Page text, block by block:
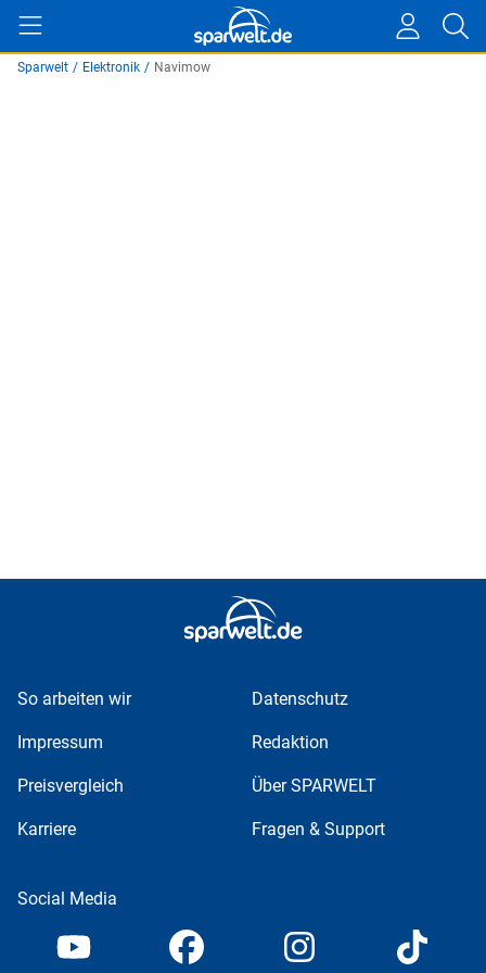
Sparwelt / Elektronik / Navimow
So arbeiten wir Datenschutz
Impressum Redaktion
Preisvergleich Über SPARWELT
Karriere Fragen & Support
Social Media